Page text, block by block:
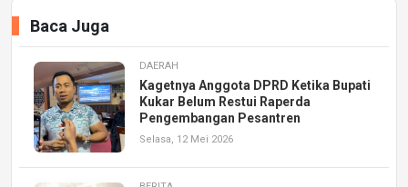
Baca Juga
DAERAH
Kagetnya Anggota DPRD Ketika Bupati
Kukar Belum Restui Raperda
Pengembangan Pesantren
Selasa, 12 Mei 2026